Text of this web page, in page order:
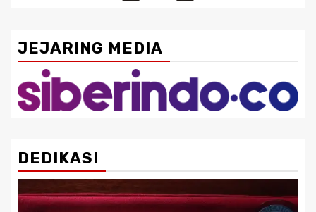
JEJARING MEDIA
DEDIKASI